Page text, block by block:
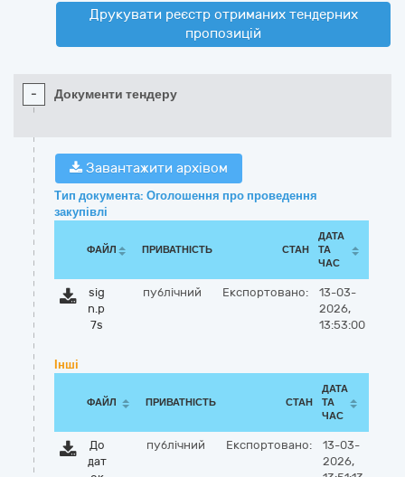
Друкувати реєстр отриманих тендерних
пропозицій
- Документи тендеру
Завантажити архівом
Тип документа: Оголошення про проведення
закупівлі
ФАЙЛ ПРИВАТНІСТЬ СТАН
ДАТА
ТА
ЧАС
sig
n.p
7s
публічний Експортовано:
13-03-
2026,
13:53:00
Інші
ФАЙЛ ПРИВАТНІСТЬ СТАН
ДАТА
ТА
ЧАС
До
дат
публічний Експортовано:
13-03-
2026,